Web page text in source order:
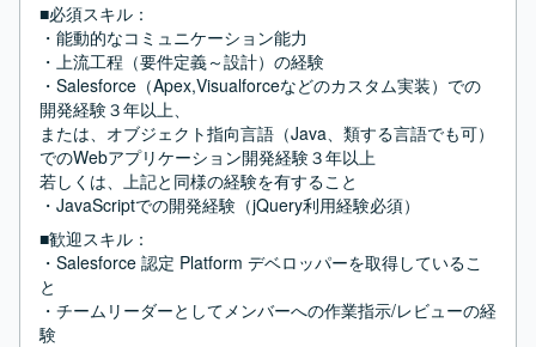
■必須スキル：
・能動的なコミュニケーション能力
・上流工程（要件定義～設計）の経験
・Salesforce（Apex,Visualforceなどのカスタム実装）での
開発経験３年以上、
または、オブジェクト指向言語（Java、類する言語でも可）
でのWebアプリケーション開発経験３年以上
若しくは、上記と同様の経験を有すること
・JavaScriptでの開発経験（jQuery利用経験必須）
■歓迎スキル：
・Salesforce 認定 Platform デベロッパーを取得しているこ
と
・チームリーダーとしてメンバーへの作業指示/レビューの経
験